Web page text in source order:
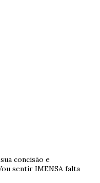
concisão e
sentir IMENSA falta